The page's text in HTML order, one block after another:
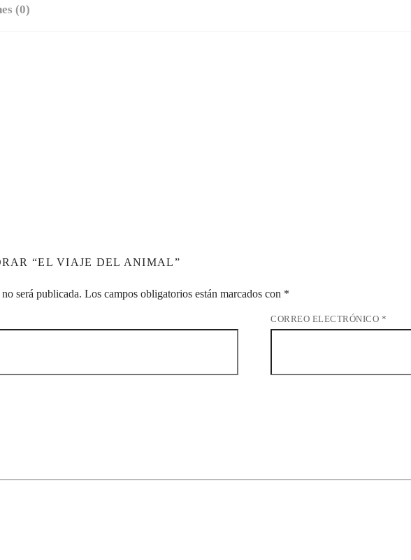
(0)
“EL VIAJE DEL ANIMAL”
será publicada. Los campos obligatorios están marcados con *
CORREO ELECTRÓNICO *